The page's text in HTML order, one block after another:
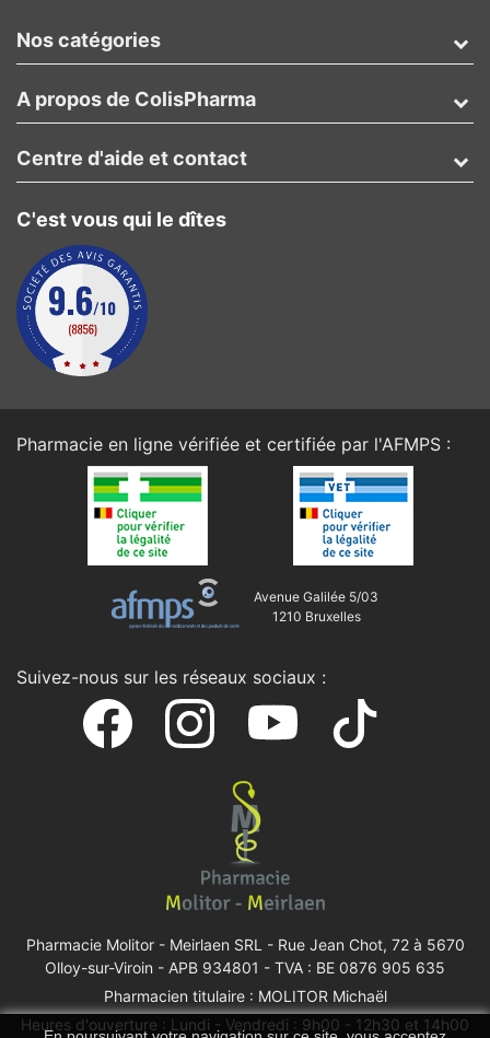
Nos catégories
A propos de ColisPharma
C'est vous qui le dîtes
Centre d'aide et contact
Pharmacie en ligne vérifiée et certifiée par l'AFMPS :
Avenue Galilée 5/03
1210 Bruxelles
Suivez-nous sur les réseaux sociaux :
Pharmacie Molitor - Meirlaen SRL - Rue Jean Chot, 72 à 5670
Olloy-sur-Viroin - APB 934801 - TVA : BE 0876 905 635
Pharmacien titulaire : MOLITOR Michaël
Heures d'ouverture : Lundi - Vendredi : 9h00 - 12h30 et 14h00